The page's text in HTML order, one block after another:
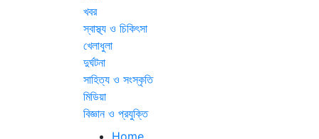
খবর
স্বাস্থ্য ও চিকিৎসা
খেলাধুলা
দুর্ঘটনা
সাহিত্য ও সংস্কৃতি
মিডিয়া
বিজ্ঞান ও প্রযুক্তি
Home